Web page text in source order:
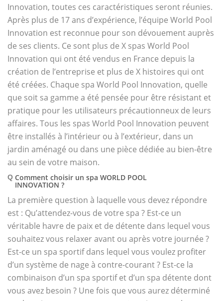
Innovation, toutes ces caractéristiques seront réunies.
Après plus de 17 ans d’expérience, l’équipe World Pool
Innovation est reconnue pour son dévouement auprès
de ses clients. Ce sont plus de X spas World Pool
Innovation qui ont été vendus en France depuis la
création de l’entreprise et plus de X histoires qui ont
été créées. Chaque spa World Pool Innovation, quelle
que soit sa gamme a été pensée pour être résistant et
pratique pour les utilisateurs précautionneux de leurs
affaires. Tous les spas World Pool Innovation peuvent
être installés à l’intérieur ou à l’extérieur, dans un
jardin aménagé ou dans une pièce dédiée au bien-être
au sein de votre maison.
Q Comment choisir un spa WORLD POOL
INNOVATION ?
La première question à laquelle vous devez répondre
est : Qu’attendez-vous de votre spa ? Est-ce un
véritable havre de paix et de détente dans lequel vous
souhaitez vous relaxer avant ou après votre journée ?
Est-ce un spa sportif dans lequel vous voulez profiter
d’un système de nage à contre-courant ? Est-ce la
combinaison d’un spa sportif et d’un spa détente dont
vous avez besoin ? Une fois que vous aurez déterminé